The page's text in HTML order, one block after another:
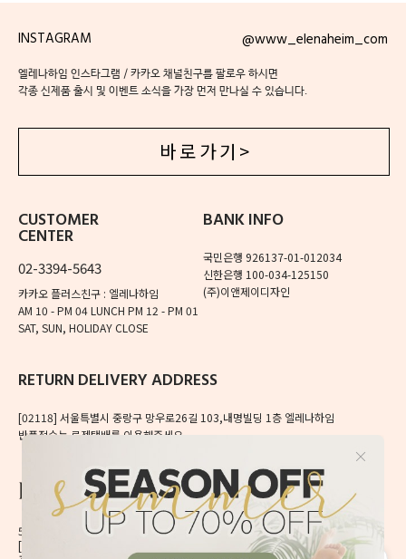
INSTAGRAM @www_elenaheim_com
엘레나하임 인스타그램 / 카카오 채널친구를 팔로우 하시면
각종 신제품 출시 및 이벤트 소식을 가장 먼저 만나실 수 있습니다.
바 로 가 기 >
CUSTOMER
CENTER
02-3394-5643
카카오 플러스친구 : 엘레나하임
AM 10 - PM 04LUNCH PM 12 - PM 01
SAT, SUN, HOLIDAY CLOSE
BANK INFO
국민은행 926137-01-012034
신한은행 100-034-125150
(주)이앤제이디자인
RETURN DELIVERY ADDRESS
[02118] 서울특별시 중랑구 망우로26길 103,내명빌딩 1층 엘레나하임
반품접수는 로젠택배를 이용해주세요.
56, Mangu-ro, Dongdaemun-gu, Seoul, Korea
[02496] 서울시 동대문구 망우로 56 이앤제이빌딩 6층